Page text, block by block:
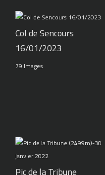
Col de Sencours
16/01/2023
79 Images